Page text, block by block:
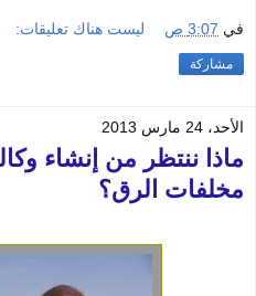
في 3:07 ص ليست هناك تعليقات:
مشاركة
الأحد، 24 مارس 2013
ماذا ننتظر من إنشاء
مخلفات الرق؟